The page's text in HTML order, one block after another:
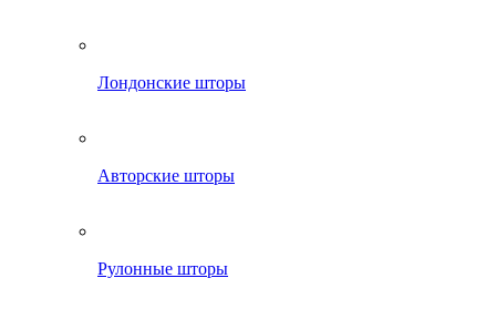
Лондонские шторы
Авторские шторы
Рулонные шторы